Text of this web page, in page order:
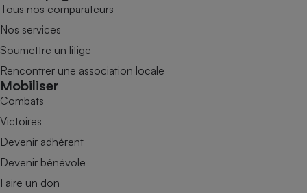
Tous nos comparateurs
Nos services
Soumettre un litige
Rencontrer une association locale
Mobiliser
Combats
Victoires
Devenir adhérent
Devenir bénévole
Faire un don